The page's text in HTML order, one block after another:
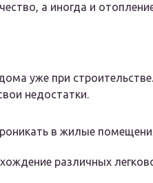
а иногда и
уже при
недостатки.
в жилые
различных